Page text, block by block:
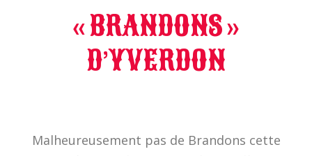
« BRANDONS »
D’YVERDON
Malheureusement pas de Brandons cette